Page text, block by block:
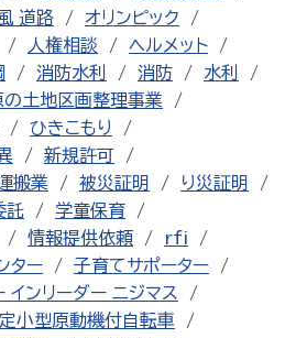
道路
オリンピック
人権相談
ヘルメット
消防水利 消防
水利
の土地区画整理事業
ひきこもり
新規許可
搬業
被災証明
り災証明
託
学童保育
情報提供依頼
rfi
ター
子育てサポーター
インリーダー ニジマス
小型原動機付自転車